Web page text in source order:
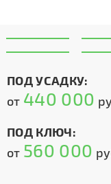
ПОД УСАДКУ:
от 440 000
ПОД КЛЮЧ:
от 560 000